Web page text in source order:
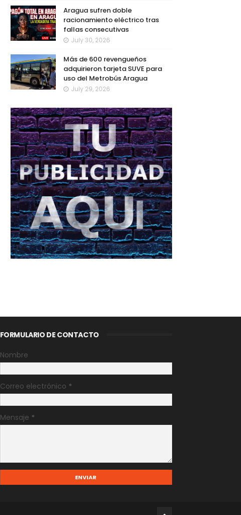
Aragua sufren doble
racionamiento eléctrico tras
fallas consecutivas
July 30, 2026
Más de 600 revengueños
adquirieron tarjeta SUVE para
uso del Metrobús Aragua
July 29, 2026
FORMULARIO DE CONTACTO
Nombre
Correo electrónico *
Mensaje *